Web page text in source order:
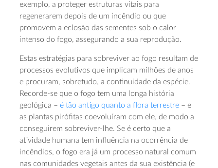
exemplo, a proteger estruturas vitais para
regenerarem depois de um incêndio ou que
promovem a eclosão das sementes sob o calor
intenso do fogo, assegurando a sua reprodução.
Estas estratégias para sobreviver ao fogo resultam de
processos evolutivos que implicam milhões de anos
e procuram, sobretudo, a continuidade da espécie.
Recorde-se que o fogo tem uma longa história
geológica – é tão antigo quanto a flora terrestre – e
as plantas pirófitas coevoluíram com ele, de modo a
conseguirem sobreviver-lhe. Se é certo que a
atividade humana tem influência na ocorrência de
incêndios, o fogo era já um processo natural comum
nas comunidades vegetais antes da sua existência (e